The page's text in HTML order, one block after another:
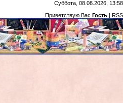
Суббота, 08.08.2026, 13:58
Приветствую Вас Гость | RSS